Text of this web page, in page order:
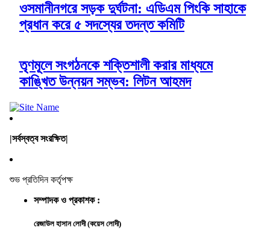
ওসমানীনগরে সড়ক দুর্ঘটনা: এডিএম পিংকি সাহাকে
প্রধান করে ৫ সদস্যের তদন্ত কমিটি
তৃণমূলে সংগঠনকে শক্তিশালী করার মাধ্যমে
কাঙ্খিত উন্নয়ন সম্ভব: লিটন আহমদ
|সর্বস্বত্ব সংরক্ষিত|
শুভ প্রতিদিন কর্তৃপক্ষ
সম্পাদক ও প্রকাশক :
রেজাউল হাসান লোদী (কয়েস লোদী)